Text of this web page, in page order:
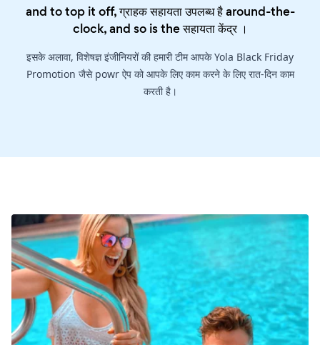
and to top it off, ग्राहक सहायता उपलब्ध है around-the-
clock, and so is theसहायता केंद्र।
इसके अलावा, विशेषज्ञ इंजीनियरों की हमारी टीम आपके Yola Black Friday
Promotion जैसे powr ऐप को आपके लिए काम करने के लिए रात-दिन काम
करती है।